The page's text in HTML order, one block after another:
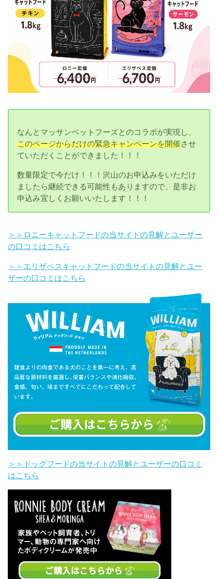
なんとマッサンペットフーズとのコラボが実現し、
このページからだけの緊急キャンペーンを開催させ
ていただくことができました！！！
数量限定で今だけ！！！沢山のお申込みをいただけ
ましたら継続できる可能性もありますので、是非お
申込み宜しくお願いいたします！！！
＞＞ロニーキャットフードの当サイトの見解とユーザー
の口コミはこちら
＞＞エリザベスキャットフードの当サイトの見解とユー
ザーの口コミはこちら
＞＞ドッグフードの当サイトの見解とユーザーの口コミ
はこちら